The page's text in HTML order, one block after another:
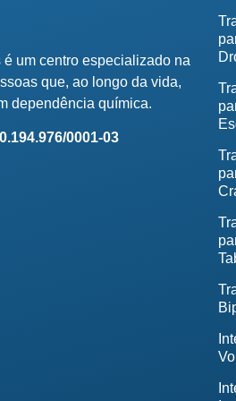
um centro especializado na
que, ao longo da vida,
dependência química.
0001-03